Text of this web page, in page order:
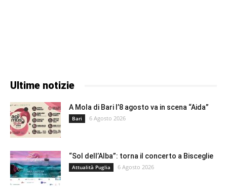
Ultime notizie
A Mola di Bari l’8 agosto va in scena “Aida”
Bari 6 Agosto 2026
“Sol dell’Alba”: torna il concerto a Bisceglie
Attualità Puglia 6 Agosto 2026